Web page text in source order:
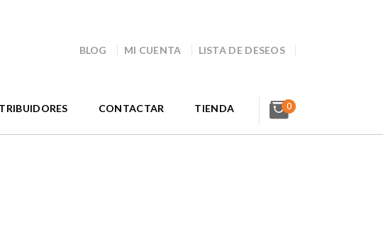
BLOG MI CUENTA LISTA DE DESEOS
CONTACTAR TIENDA 0